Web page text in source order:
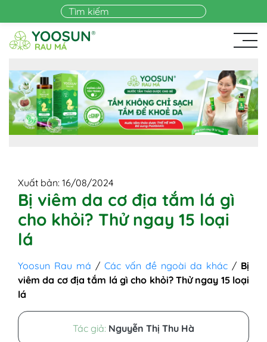
Skip to main content
Xuất bản: 16/08/2024
Bị viêm da cơ địa tắm lá gì
cho khỏi? Thử ngay 15 loại
lá
Yoosun Rau má / Các vấn đề ngoài da khác / Bị
viêm da cơ địa tắm lá gì cho khỏi? Thử ngay 15 loại
lá
Tác giả: Nguyễn Thị Thu Hà